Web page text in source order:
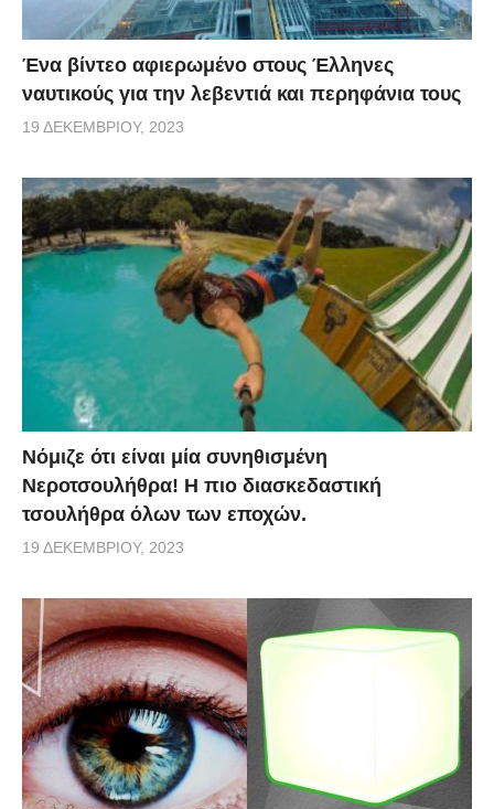
Ένα βίντεο αφιερωμένο στους Έλληνες
ναυτικούς για την λεβεντιά και περηφάνια τους
19 ΔΕΚΕΜΒΡΊΟΥ, 2023
Νόμιζε ότι είναι μία συνηθισμένη
Νεροτσουλήθρα! Η πιο διασκεδαστική
τσουλήθρα όλων των εποχών.
19 ΔΕΚΕΜΒΡΊΟΥ, 2023